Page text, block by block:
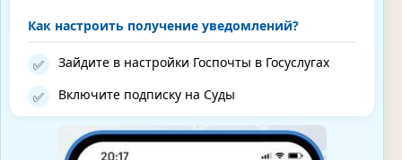
Как настроить получение уведомлений?
✅ Зайдите в настройки Госпочты в Госуслугах
✅ Включите подписку на Суды